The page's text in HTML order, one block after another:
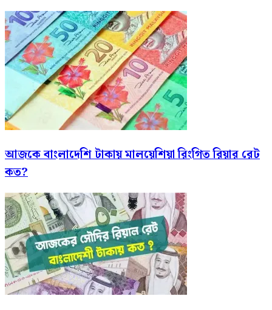
আজকে বাংলাদেশি টাকায় মালয়েশিয়া রিংগিত রিয়ার রেট
কত?